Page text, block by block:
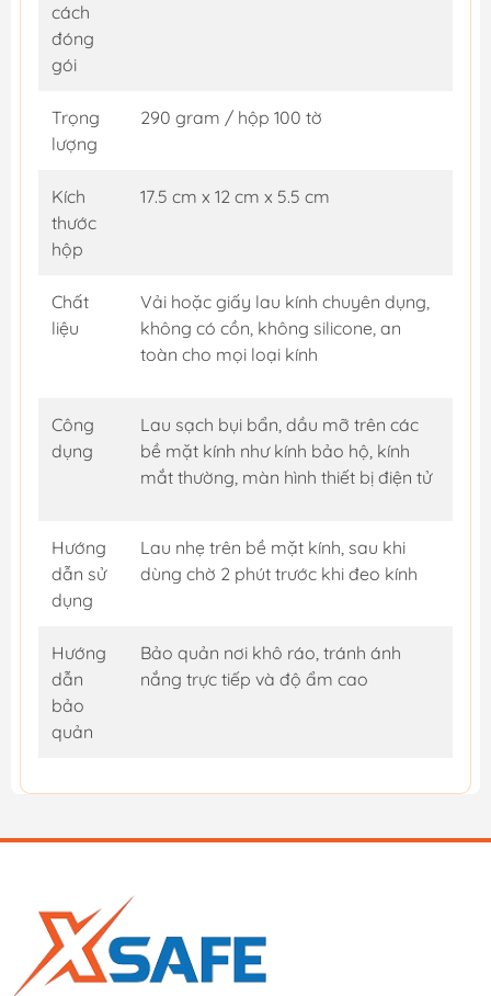
cách
đóng
gói
Trọng
lượng
290 gram / hộp 100 tờ
Kích
thước
hộp
17.5 cm x 12 cm x 5.5 cm
Chất
liệu
Vải hoặc giấy lau kính chuyên dụng,
không có cồn, không silicone, an
toàn cho mọi loại kính
Công
dụng
Lau sạch bụi bẩn, dầu mỡ trên các
bề mặt kính như kính bảo hộ, kính
mắt thường, màn hình thiết bị điện tử
Hướng
dẫn sử
dụng
Lau nhẹ trên bề mặt kính, sau khi
dùng chờ 2 phút trước khi đeo kính
Hướng
dẫn
bảo
quản
Bảo quản nơi khô ráo, tránh ánh
nắng trực tiếp và độ ẩm cao